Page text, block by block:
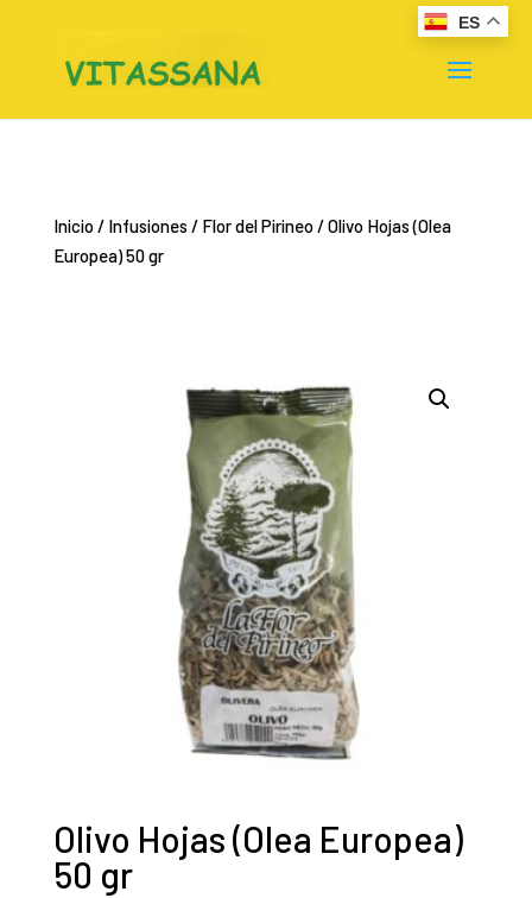
Inicio/ Infusiones / Flor del Pirineo/ Olivo Hojas (Olea
Europea) 50 gr
Olivo Hojas (Olea Europea)
50 gr
ES